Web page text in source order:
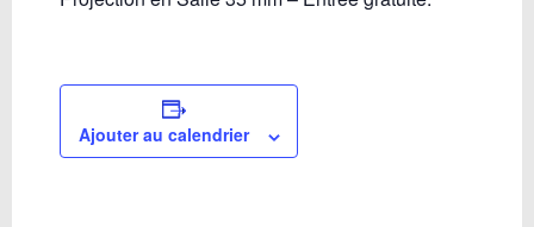
Ajouter au calendrier